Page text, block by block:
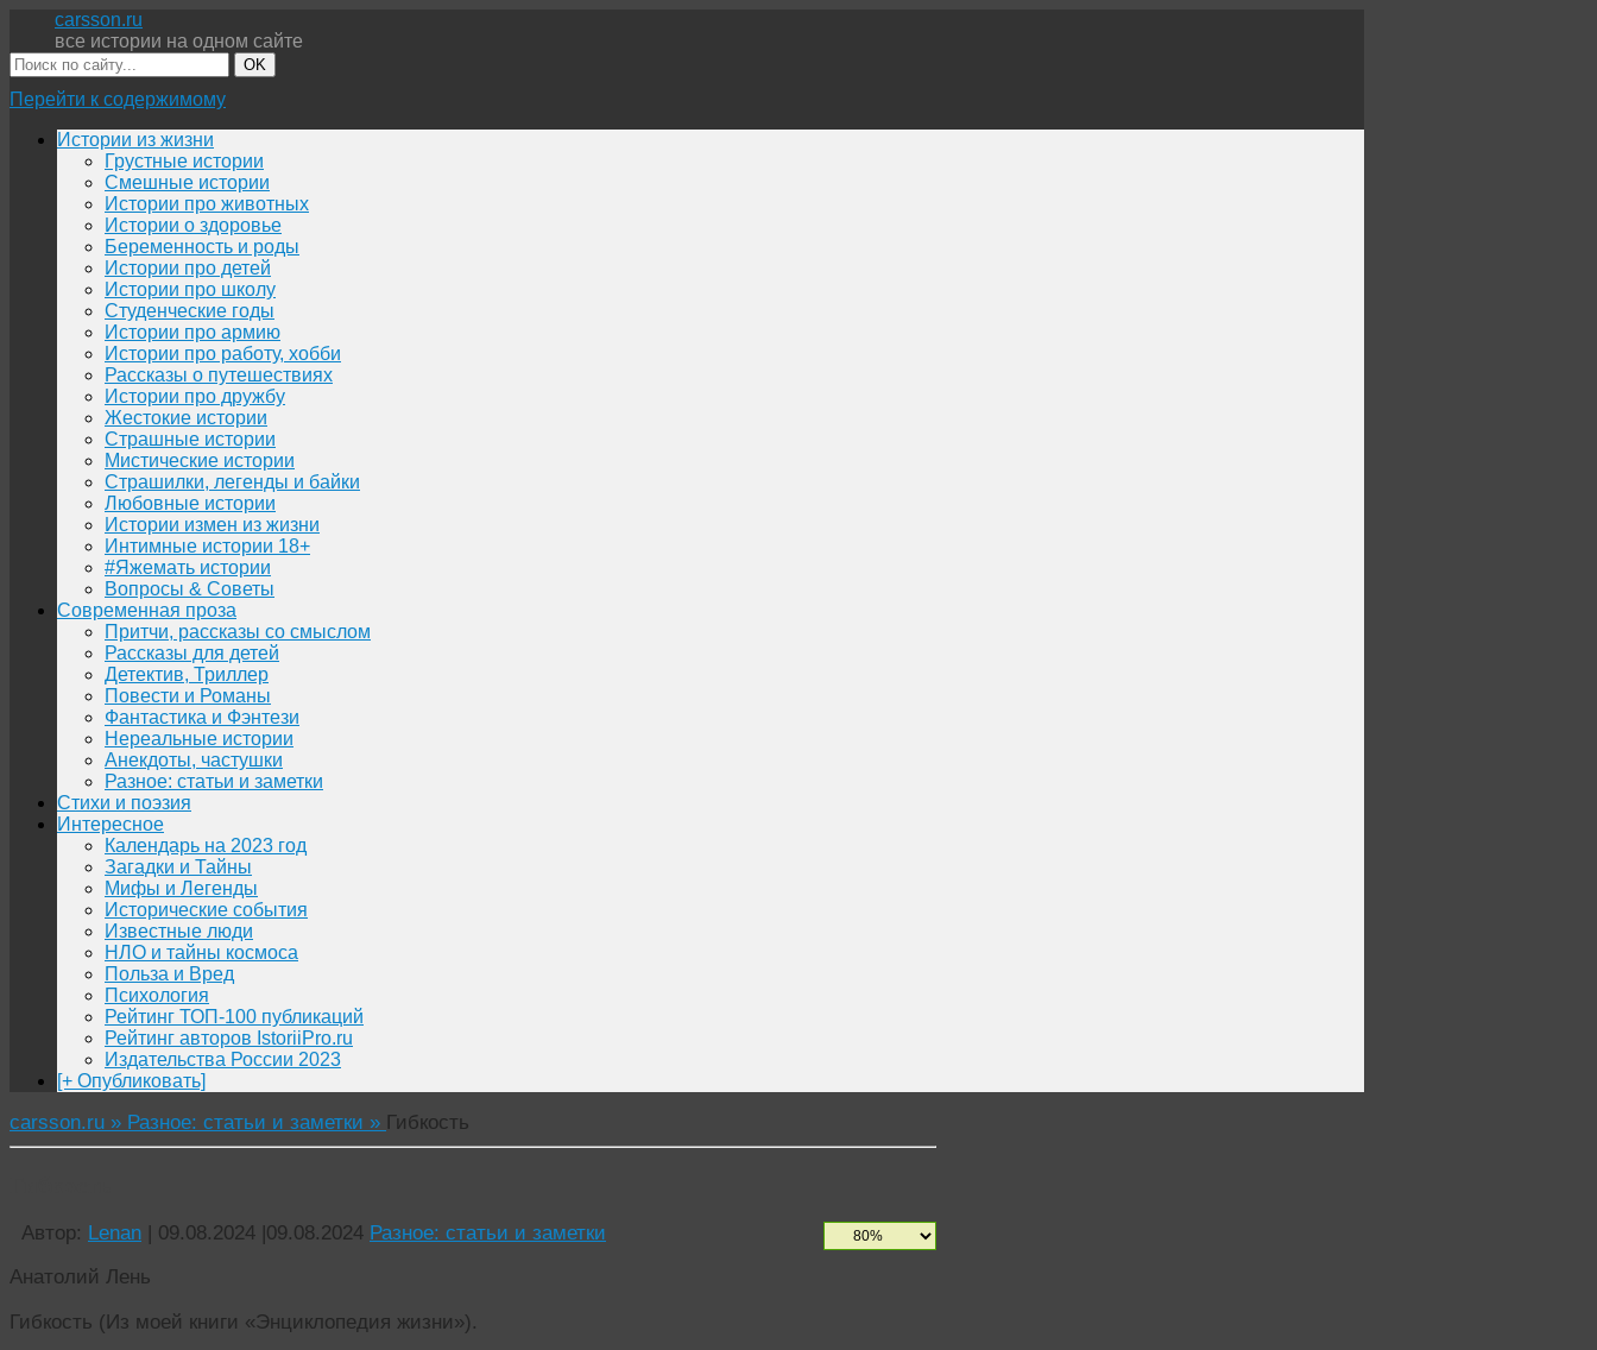
carsson.ru
все истории на одном сайте
OK
Перейти к содержимому
Истории из жизни
Грустные истории
Смешные истории
Истории про животных
Истории о здоровье
Беременность и роды
Истории про детей
Истории про школу
Студенческие годы
Истории про армию
Истории про работу, хобби
Рассказы о путешествиях
Истории про дружбу
Жестокие истории
Страшные истории
Мистические истории
Страшилки, легенды и байки
Любовные истории
Истории измен из жизни
Интимные истории 18+
#Яжемать истории
Вопросы & Советы
Современная проза
Притчи, рассказы со смыслом
Рассказы для детей
Детектив, Триллер
Повести и Романы
Фантастика и Фэнтези
Нереальные истории
Анекдоты, частушки
Разное: статьи и заметки
Стихи и поэзия
Интересное
Календарь на 2023 год
Загадки и Тайны
Мифы и Легенды
Исторические события
Известные люди
НЛО и тайны космоса
Польза и Вред
Психология
Рейтинг ТОП-100 публикаций
Рейтинг авторов IstoriiPro.ru
Издательства России 2023
[+ Опубликовать]
carsson.ru » Разное: статьи и заметки » Гибкость
Автор: Lenan | 09.08.2024 |09.08.2024 Разное: статьи и заметки
Анатолий Лень
Гибкость (Из моей книги «Энциклопедия жизни»).